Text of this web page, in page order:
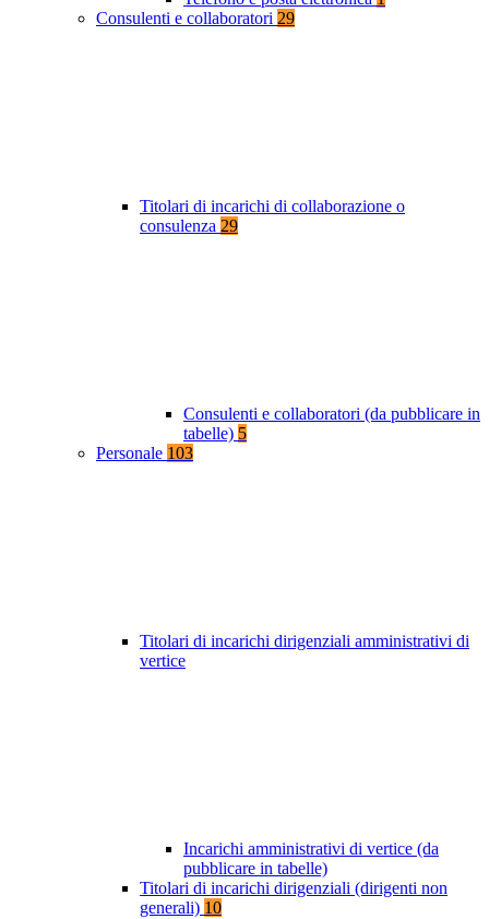
Consulenti e collaboratori 29
Titolari di incarichi di collaborazione o
consulenza 29
Consulenti e collaboratori (da pubblicare in
tabelle) 5
Personale 103
Titolari di incarichi dirigenziali amministrativi di
vertice
Incarichi amministrativi di vertice (da
pubblicare in tabelle)
Titolari di incarichi dirigenziali (dirigenti non
generali) 10